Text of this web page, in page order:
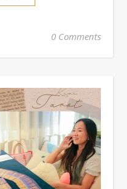
0 Comments